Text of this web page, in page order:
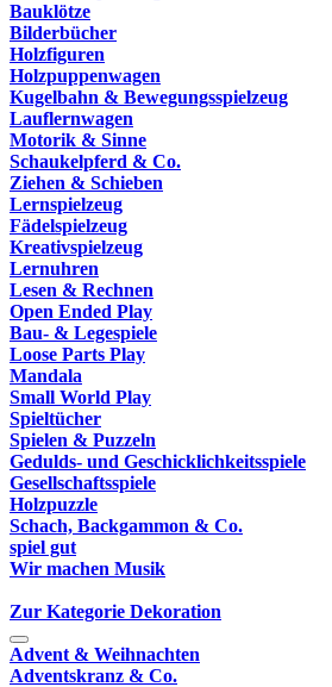
Bauklötze
Bilderbücher
Holzfiguren
Holzpuppenwagen
Kugelbahn & Bewegungsspielzeug
Lauflernwagen
Motorik & Sinne
Schaukelpferd & Co.
Ziehen & Schieben
Lernspielzeug
Fädelspielzeug
Kreativspielzeug
Lernuhren
Lesen & Rechnen
Open Ended Play
Bau- & Legespiele
Loose Parts Play
Mandala
Small World Play
Spieltücher
Spielen & Puzzeln
Gedulds- und Geschicklichkeitsspiele
Gesellschaftsspiele
Holzpuzzle
Schach, Backgammon & Co.
spiel gut
Wir machen Musik
Zur Kategorie Dekoration
Advent & Weihnachten
Adventskranz & Co.